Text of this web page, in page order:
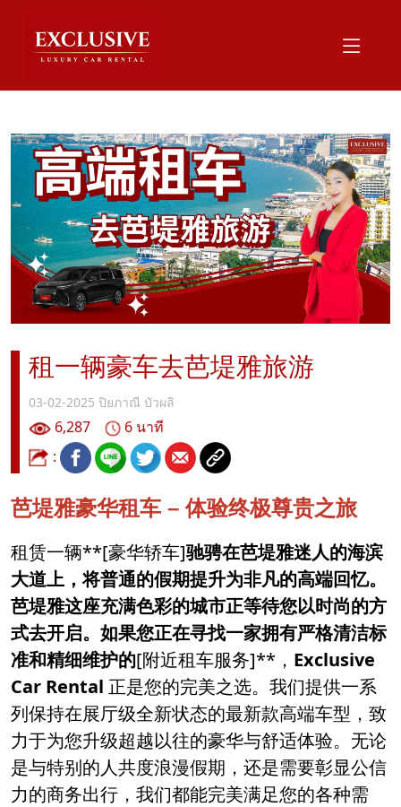
租一辆豪车去芭堤雅旅游
03-02-2025 ปิยภาณี บัวผลิ
6,287
6 นาที
:
芭堤雅豪华租车 – 体验终极尊贵之旅
租赁一辆**[豪华轿车]驰骋在芭堤雅迷人的海滨
大道上，将普通的假期提升为非凡的高端回忆。
芭堤雅这座充满色彩的城市正等待您以时尚的方
式去开启。如果您正在寻找一家拥有严格清洁标
准和精细维护的[附近租车服务]**， Exclusive
Car Rental 正是您的完美之选。我们提供一系
列保持在展厅级全新状态的最新款高端车型，致
力于为您升级超越以往的豪华与舒适体验。无论
是与特别的人共度浪漫假期，还是需要彰显公信
力的商务出行，我们都能完美满足您的各种需